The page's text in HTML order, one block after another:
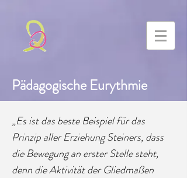
Pädagogische Eurythmie
„Es ist das beste Beispiel für das
Prinzip aller Erziehung Steiners, dass
die Bewegung an erster Stelle steht,
denn die Aktivität der Gliedmaßen